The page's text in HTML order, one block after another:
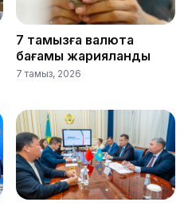
7 тамызға валюта
бағамы жарияланды
7 тамыз, 2026